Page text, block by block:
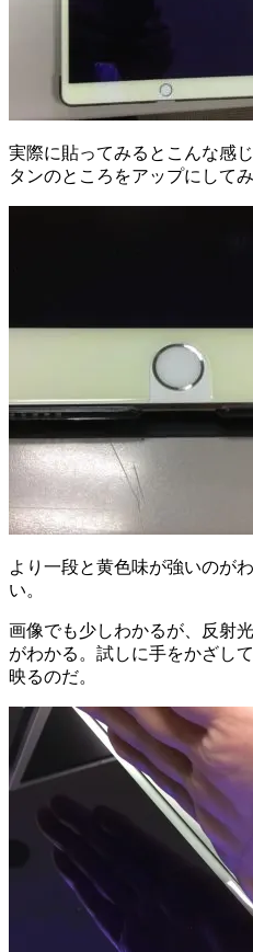
実際に貼ってみるとこんな感
タンのところをアップにして
より一段と黄色味が強いのが
い。
画像でも少しわかるが、反射
がわかる。試しに手をかざし
映るのだ。